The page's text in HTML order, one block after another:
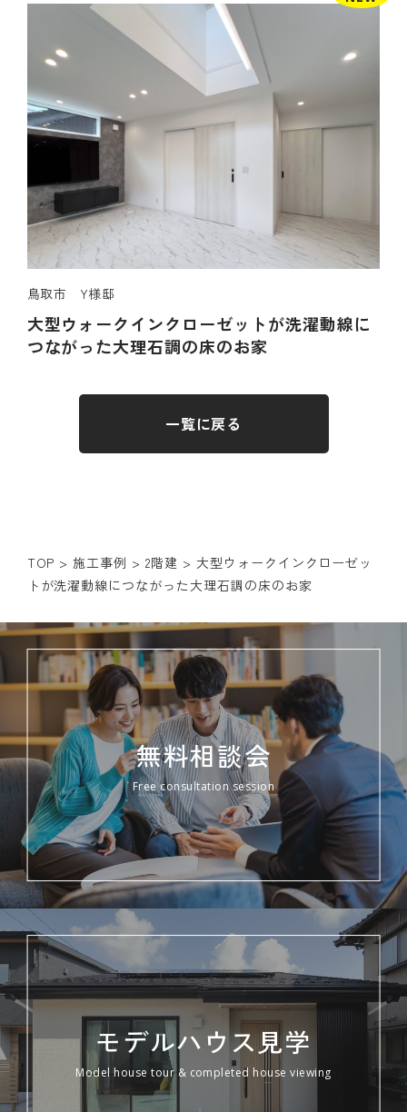
鳥取市 Y様邸
大型ウォークインクローゼットが洗濯動線に
つながった大理石調の床のお家
一覧に戻る
TOP >施工事例 >2階建 > 大型ウォークインクローゼッ
トが洗濯動線につながった大理石調の床のお家
無料相談会
Free consultation session
モデルハウス見学
Model house tour & completed house viewing